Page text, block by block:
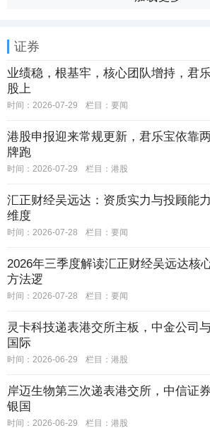
证券
业绩稳，根基牢，核心团队增持，君
股上
时间：2026-07-29 栏目： 要闻
港股申报迎来常规更新，君乐宝依靠
牌跑
时间：2026-07-29 栏目： 港股
汇正财经吴远达：资质实力与投顾能
维度
时间：2026-07-28 栏目： 要闻
2026年三季度解读汇正财经吴远达核
方法逻
时间：2026-07-28 栏目： 要闻
灵卡科技递表港交所主板，中金公司
国际
时间：2026-06-29 栏目： 港股
岸迈生物第三次递表港交所，中信证
银国
时间：2026-06-29 栏目： 港股